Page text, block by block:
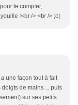
le compter,
!<br /> <br /> ;o)
une façon tout à fait
de mains ... puis
sur ses petits